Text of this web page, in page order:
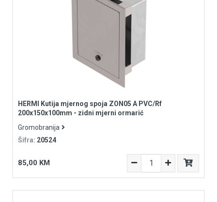
HERMI Kutija mjernog spoja ZON05 A PVC/Rf
200x150x100mm - zidni mjerni ormarić
Gromobranija
Šifra: 20524
85,00 KM